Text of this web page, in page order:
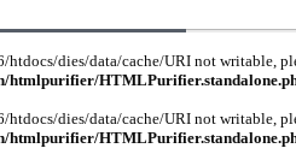
htdocs/dies/data/cache/URI not writable,
htmlpurifier/
htdocs/dies/data/cache/URI not writable,
htmlpurifier/